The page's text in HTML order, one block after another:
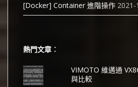
[Docker] Container 進階操作
熱門文章︰
VIMOTO 維邁通
與比較